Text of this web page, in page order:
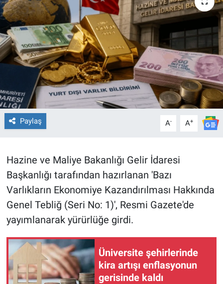
Paylaş A- A+
Hazine ve Maliye Bakanlığı Gelir İdaresi
Başkanlığı tarafından hazırlanan 'Bazı
Varlıkların Ekonomiye Kazandırılması Hakkında
Genel Tebliğ (Seri No: 1)', Resmi Gazete'de
yayımlanarak yürürlüğe girdi.
Üniversite şehirlerinde
kira artışı enflasyonun
gerisinde kaldı
Bilim, Teknoloji
ASAYİŞ
ÇEVRE
HABERDE İNSAN
EĞİTİM
Güvenlik
Bölge